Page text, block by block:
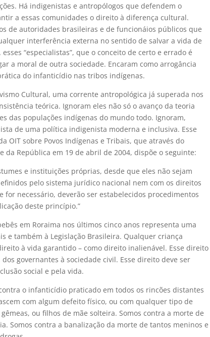
Há indigenistas e antropólogos que defendem o
a essas comunidades o direito à diferença cultural.
de autoridades brasileiras e de funcionáios públicos que
interferência externa no sentido de salvar a vida de
“especialistas”, que o conceito de certo e errado é
a moral de outra sociedade. Encaram como arrogância
do infanticídio nas tribos indígenas.
Cultural, uma corrente antropológica já superada nos
teórica. Ignoram eles não só o avanço da teoria
das populações indígenas do mundo todo. Ignoram,
de uma política indigenista moderna e inclusiva. Esse
OIT sobre Povos Indígenas e Tribais, que através do
da República em 19 de abril de 2004, dispõe o seguinte:
e instituições próprias, desde que eles não sejam
pelo sistema jurídico nacional nem com os direitos
necessário, deverão ser estabelecidos procedimentos
deste princípio.”
em Roraima nos últimos cinco anos representa uma
e também à Legislação Brasileira. Qualquer criança
à vida garantido – como direito inalienável. Esse direito
governantes à sociedade civil. Esse direito deve ser
social e pela vida.
o infanticídio praticado em todos os rincões distantes
com algum defeito físico, ou com qualquer tipo de
ou filhos de mãe solteira. Somos contra a morte de
Somos contra a banalização da morte de tantos meninos e